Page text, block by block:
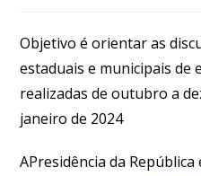
Objetivo é orientar as
estaduais e municipais de
realizadas de outubro a
janeiro de 2024
APresidência da